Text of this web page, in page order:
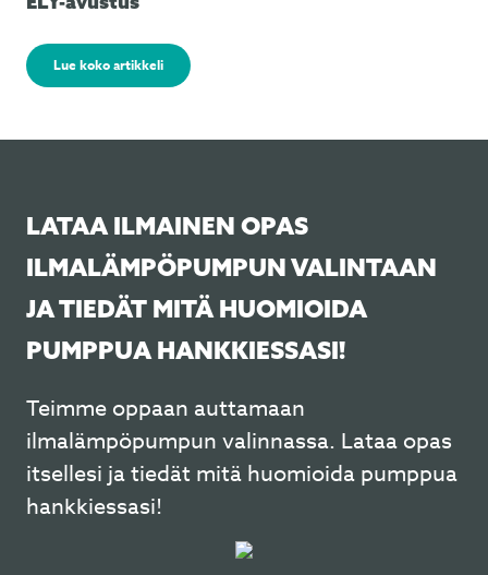
Lue koko artikkeli
LATAA ILMAINEN OPAS
ILMALÄMPÖPUMPUN VALINTAAN
JA TIEDÄT MITÄ HUOMIOIDA
PUMPPUA HANKKIESSASI!
Teimme oppaan auttamaan
ilmalämpöpumpun valinnassa. Lataa opas
itsellesi ja tiedät mitä huomioida pumppua
hankkiessasi!